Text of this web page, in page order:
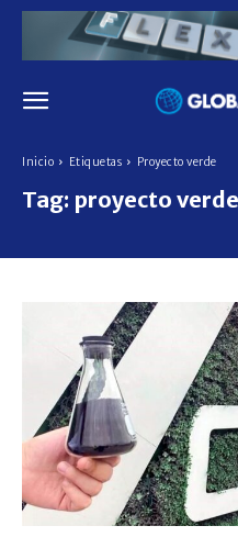
Inicio Etiquetas Proyecto verde
Tag: proyecto verde